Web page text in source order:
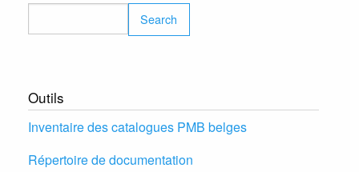
Outils
Inventaire des catalogues PMB belges
Répertoire de documentation